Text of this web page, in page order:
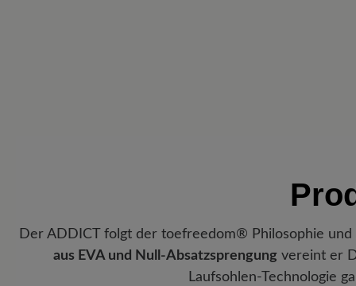
Der ADDICT folgt der toefreedom® Philosophie
aus EVA und Null-Absatzsprengung vereint er
Laufsohlen-Technologie